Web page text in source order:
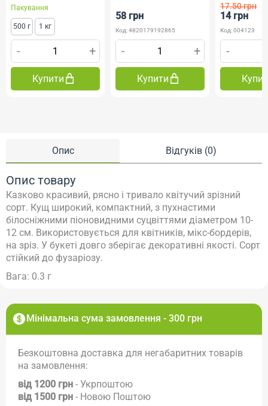
Мінімальна сума замовлення - 300 грн
Безкоштовна доставка для негабаритних товарів
на замовлення:
від 1200 грн - Укрпоштою
від 1500 грн - Новою Поштою
Опис Відгуків (0)
Опис товару
Казково красивий, рясно і тривало квітучий зрізний
сорт. Кущ широкий, компактний, з пухнастими
білосніжними піоновидними суцвіттями діаметром 10-
12 см. Використовується для квітників, мікс-бордерів,
на зріз. У букеті довго зберігає декоративні якості. Сорт
стійкий до фузаріозу.
Вага: 0.3 г
Пакування
500 г 1 кг
- +
Купити
58 грн
Код: 4820179192865
- +
Купити
17.50 грн
14 грн
Код: 004123
-